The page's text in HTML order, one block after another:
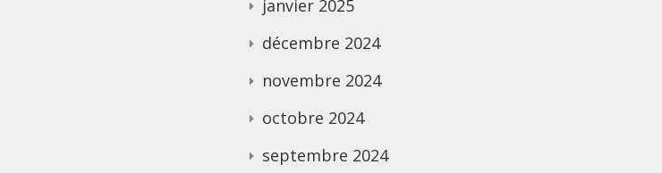
janvier 2025
décembre 2024
novembre 2024
octobre 2024
septembre 2024